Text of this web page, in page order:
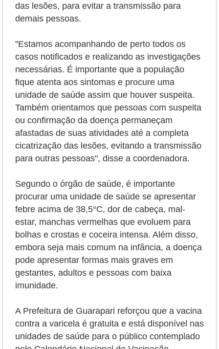
das lesões, para evitar a transmissão para
demais pessoas.
"Estamos acompanhando de perto todos os
casos notificados e realizando as investigações
necessárias. É importante que a população
fique atenta aos sintomas e procure uma
unidade de saúde assim que houver suspeita.
Também orientamos que pessoas com suspeita
ou confirmação da doença permaneçam
afastadas de suas atividades até a completa
cicatrização das lesões, evitando a transmissão
para outras pessoas", disse a coordenadora.
Segundo o órgão de saúde, é importante
procurar uma unidade de saúde se apresentar
febre acima de 38,5°C, dor de cabeça, mal-
estar, manchas vermelhas que evoluem para
bolhas e crostas e coceira intensa. Além disso,
embora seja mais comum na infância, a doença
pode apresentar formas mais graves em
gestantes, adultos e pessoas com baixa
imunidade.
A Prefeitura de Guarapari reforçou que a vacina
contra a varicela é gratuita e está disponível nas
unidades de saúde para o público contemplado